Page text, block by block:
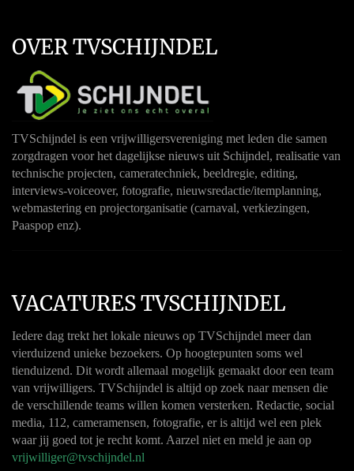
OVER TVSCHIJNDEL
TVSchijndel is een vrijwilligersvereniging met leden die samen
zorgdragen voor het dagelijkse nieuws uit Schijndel, realisatie van
technische projecten, cameratechniek, beeldregie, editing,
interviews-voiceover, fotografie, nieuwsredactie/itemplanning,
webmastering en projectorganisatie (carnaval, verkiezingen,
Paaspop enz).
VACATURES TVSCHIJNDEL
Iedere dag trekt het lokale nieuws op TVSchijndel meer dan
vierduizend unieke bezoekers. Op hoogtepunten soms wel
tienduizend. Dit wordt allemaal mogelijk gemaakt door een team
van vrijwilligers. TVSchijndel is altijd op zoek naar mensen die
de verschillende teams willen komen versterken. Redactie, social
media, 112, cameramensen, fotografie, er is altijd wel een plek
waar jij goed tot je recht komt. Aarzel niet en meld je aan op
vrijwilliger@tvschijndel.nl